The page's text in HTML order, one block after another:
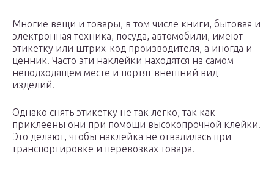
Многие вещи и товары, в том числе книги, бытовая и
электронная техника, посуда, автомобили, имеют
этикетку или штрих-код производителя, а иногда и
ценник. Часто эти наклейки находятся на самом
неподходящем месте и портят внешний вид
изделий.
Однако снять этикетку не так легко, так как
приклеены они при помощи высокопрочной клейки.
Это делают, чтобы наклейка не отвалилась при
транспортировке и перевозках товара.